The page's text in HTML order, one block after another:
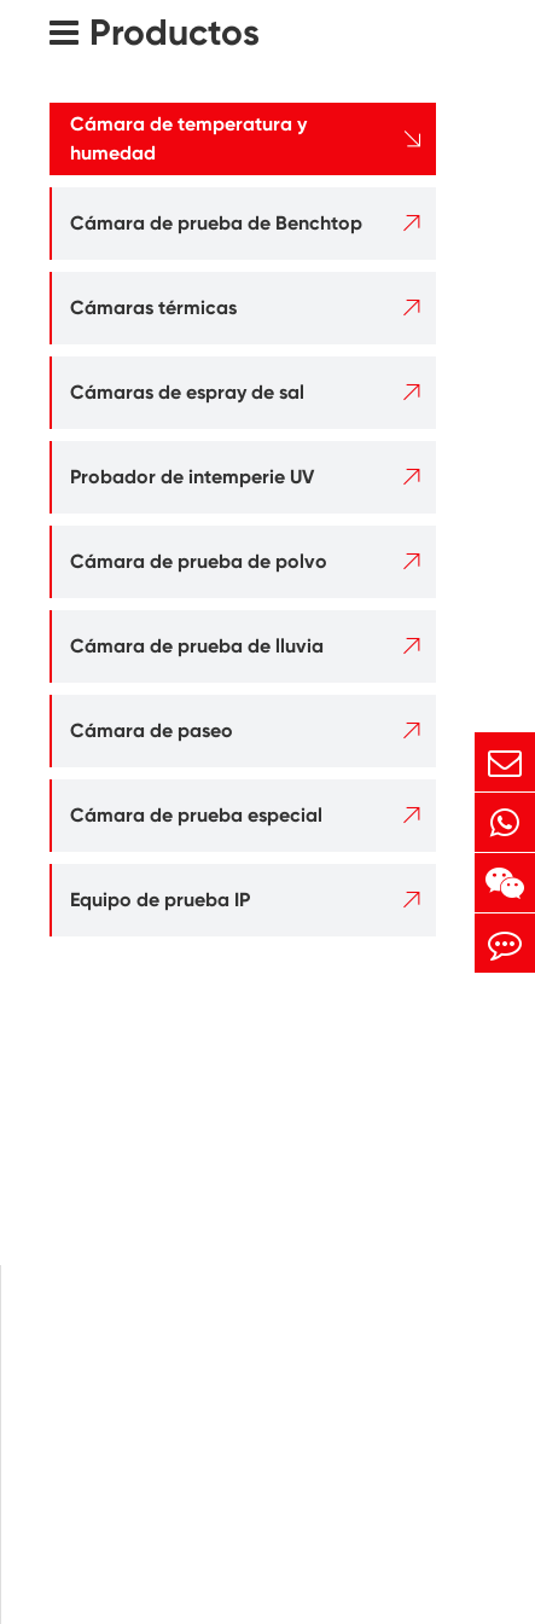
Productos
Cámara de temperatura y
humedad

Cámara de prueba de Benchtop 
Cámaras térmicas 
Cámaras de espray de sal 
Probador de intemperie UV 
Cámara de prueba de polvo 
Cámara de prueba de lluvia 
Cámara de paseo 
Cámara de prueba especial 
Equipo de prueba IP 